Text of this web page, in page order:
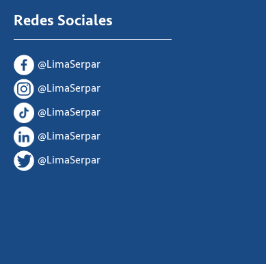
Redes Sociales
@LimaSerpar
@LimaSerpar
@LimaSerpar
@LimaSerpar
@LimaSerpar